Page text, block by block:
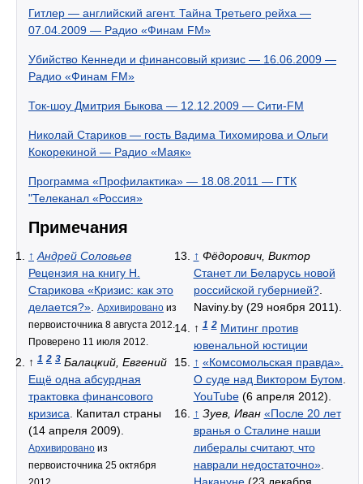
Гитлер — английский агент. Тайна Третьего рейха —
07.04.2009 — Радио «Финам FM»
Убийство Кеннеди и финансовый кризис — 16.06.2009 —
Радио «Финам FM»
Ток-шоу Дмитрия Быкова — 12.12.2009 — Сити-FM
Николай Стариков — гость Вадима Тихомирова и Ольги
Кокорекиной — Радио «Маяк»
Программа «Профилактика» — 18.08.2011 — ГТК
"Телеканал «Россия»
Примечания
↑ Андрей Соловьев
Рецензия на книгу Н.
Старикова «Кризис: как это
делается?»
Архивировано из
первоисточника 8 августа 2012.
Проверено 11 июля 2012.
↑ 1 2 3 Балацкий, Евгений
Ещё одна абсурдная
трактовка финансового
кризиса
(14 апреля 2009).
Архивировано из
первоисточника 25 октября
2012.
↑ Фёдорович, Виктор
Станет ли Беларусь новой
российской губернией?.
Naviny.by (29 ноября 2011).
↑1 2 Митинг против
ювенальной юстиции
↑ «Комсомольская правда».
О суде над Виктором Бутом
YouTube(6 апреля 2012).
↑ Зуев, Иван «После 20 лет
вранья о Сталине наши
либералы считают, что
наврали недостаточно».
Накануне(23 декабря